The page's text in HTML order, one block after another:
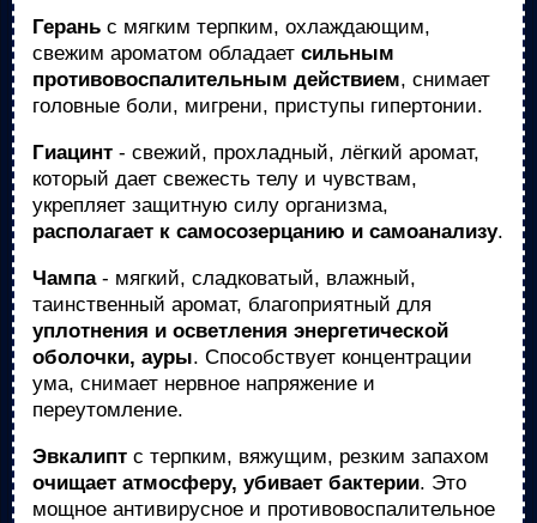
Герань с мягким терпким, охлаждающим,
свежим ароматом обладает сильным
противовоспалительным действием, снимает
головные боли, мигрени, приступы гипертонии.
Гиацинт - свежий, прохладный, лёгкий аромат,
который дает свежесть телу и чувствам,
укрепляет защитную силу организма,
располагает к самосозерцанию и самоанализу.
Чампа- мягкий, сладковатый, влажный,
таинственный аромат, благоприятный для
уплотнения и осветления энергетической
оболочки, ауры. Способствует концентрации
ума, снимает нервное напряжение и
переутомление.
Эвкалипт с терпким, вяжущим, резким запахом
очищает атмосферу, убивает бактерии. Это
мощное антивирусное и противовоспалительное